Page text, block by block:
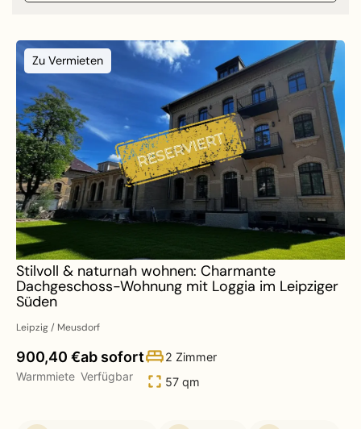
Zu Vermieten
Stilvoll & naturnah wohnen: Charmante
Dachgeschoss-Wohnung mit Loggia im Leipziger
Süden
Leipzig / Meusdorf
900,40 €
Warmmiete
ab sofort
Verfügbar
2 Zimmer
57 qm